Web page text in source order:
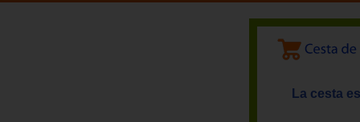
La cesta